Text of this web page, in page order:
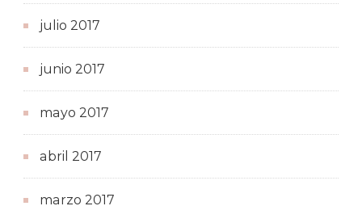
julio 2017
junio 2017
mayo 2017
abril 2017
marzo 2017